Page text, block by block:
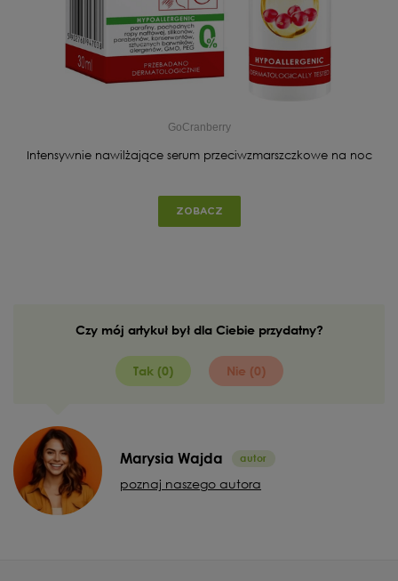
GoCranberry
Intensywnie nawilżające serum przeciwzmarszczkowe na noc
ZOBACZ
Czy mój artykuł był dla Ciebie przydatny?
Tak (0) Nie (0)
Marysia Wajda
poznaj naszego autora